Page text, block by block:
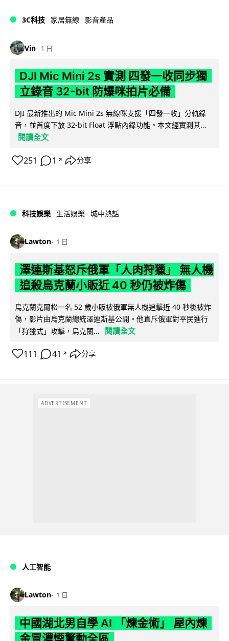
3C科技 家居無線 影音產品
Vin 1 日
DJI Mic Mini 2s 實測 四發一收同步獨
立錄音 32-bit 防爆咪拍片必備
DJI 最新推出的 Mic Mini 2s 無線咪支援「四發一收」分軌錄
音，並首度下放 32-bit Float 浮點內錄功能。本文經實測其...
閱讀全文
251 1 ↗ 分享
科技娛樂 生活娛樂 城中熱話
Lawton 1 日
澤連斯基怒斥俄軍「人肉狩獵」 無人機
追殺烏克蘭小販近 40 秒仍被炸傷
烏克蘭克爾松一名 52 歲小販被俄軍無人機追擊近 40 秒後被炸
傷，影片由烏克蘭總統澤連斯基公開。他直斥俄軍對平民進行
「狩獵式」攻擊，烏克蘭...
閱讀全文
111 41 ↗ 分享
ADVERTISEMENT
人工智能
Lawton 1 日
中國湖北男自學 AI 「煉金術」 屋內煉
金冒濃煙驚動全區